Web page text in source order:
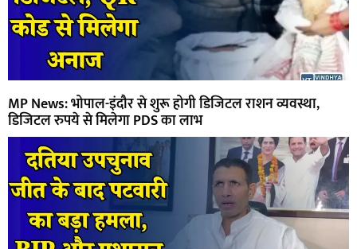
MP News: भोपाल-इंदौर से शुरू होगी डिजिटल राशन व्यवस्था,
डिजिटल रुपये से मिलेगा PDS का लाभ